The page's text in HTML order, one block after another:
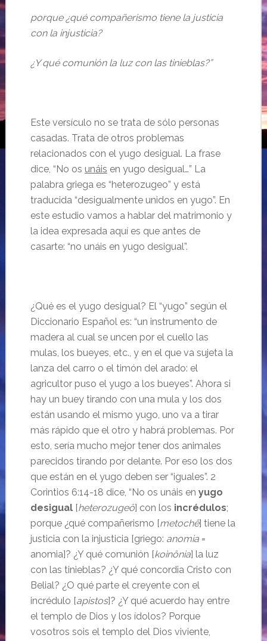
porque ¿qué compañerismo tiene la justicia
con la injusticia?
¿Y qué comunión la luz con las tinieblas?”
Este versículo no se trata de sólo personas
casadas. Trata de otros problemas
relacionados con el yugo desigual. La frase
dice, “No os unáis en yugo desigual…” La
palabra griega es “heterozugeo” y está
traducida “desigualmente unidos en yugo”. En
este estudio vamos a hablar del matrimonio y
la idea expresada aquí es que antes de
casarte: “no unáis en yugo desigual”.
¿Qué es el yugo desigual? El “yugo” según el
Diccionario Español es: “un instrumento de
madera al cual se uncen por el cuello las
mulas, los bueyes, etc., y en el que va sujeta la
lanza del carro o el timón del arado: el
agricultor puso el yugo a los bueyes”. Ahora si
hay un buey tirando con una mula y los dos
están usando el mismo yugo, uno va a tirar
más rápido que el otro y habrá problemas. Por
esto, sería mucho mejor tener dos animales
parecidos tirando por delante. Por eso los dos
que están en el yugo deben ser “iguales”. 2
Corintios 6:14-18 dice, “No os unáis en yugo
desigual[heterozugeô] con los incrédulos;
porque ¿qué compañerismo [metochê] tiene la
justicia con la injusticia [griego: anomia=
anomia]? ¿Y qué comunión [koinônia] la luz
con las tinieblas? ¿Y qué concordia Cristo con
Belial? ¿O qué parte el creyente con el
incrédulo [apistos]? ¿Y qué acuerdo hay entre
el templo de Dios y los ídolos? Porque
vosotros sois el templo del Dios viviente,